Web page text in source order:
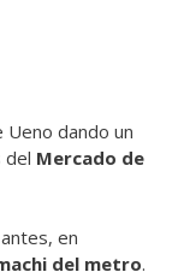
dando un
del Mercado de
en
del metro.